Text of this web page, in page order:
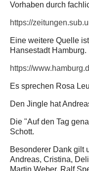
Vorhaben durch
https://
Eine weitere Quelle
Hansestadt Hamburg.
https://
Es sprechen Rosa
Den Jingle hat
Die "Auf den Tag
Schott.
Besonderer Dank gilt
Andreas, Cristina,